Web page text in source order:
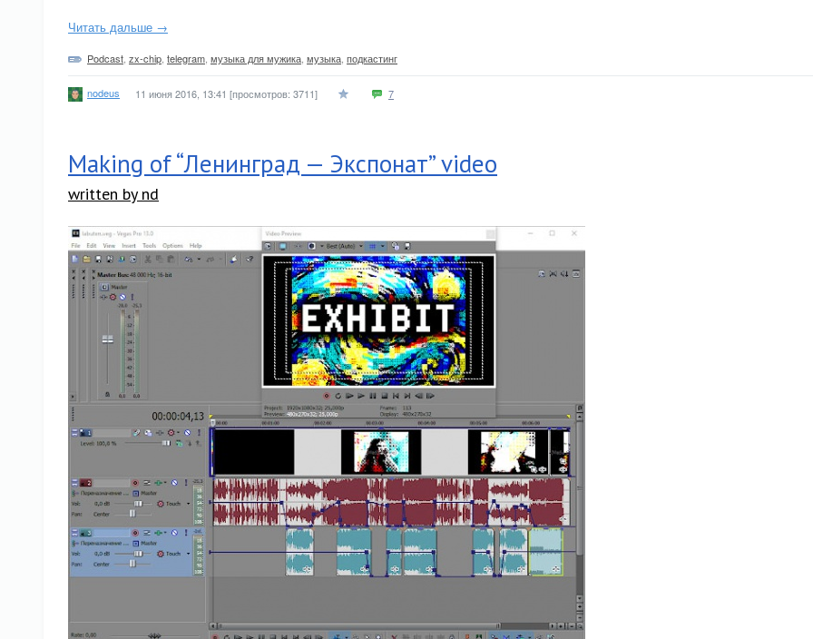
Читать дальше →
Podcast zx-chip telegram музыка для мужика музыка подкастинг
nodeus 11 июня 2016, 13:41 [просмотров: 3711] 7
Making of “Ленинград — Экспонат” video
written by nd